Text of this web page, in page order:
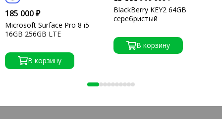
185 000 ₽
Microsoft Surface Pro 8 i5
16GB 256GB LTE
В корзину
BlackBerry KEY2 64GB
серебристый
В корзину